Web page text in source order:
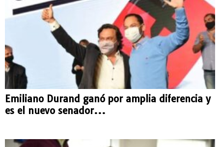
Emiliano Durand ganó por amplia diferencia y
es el nuevo senador...